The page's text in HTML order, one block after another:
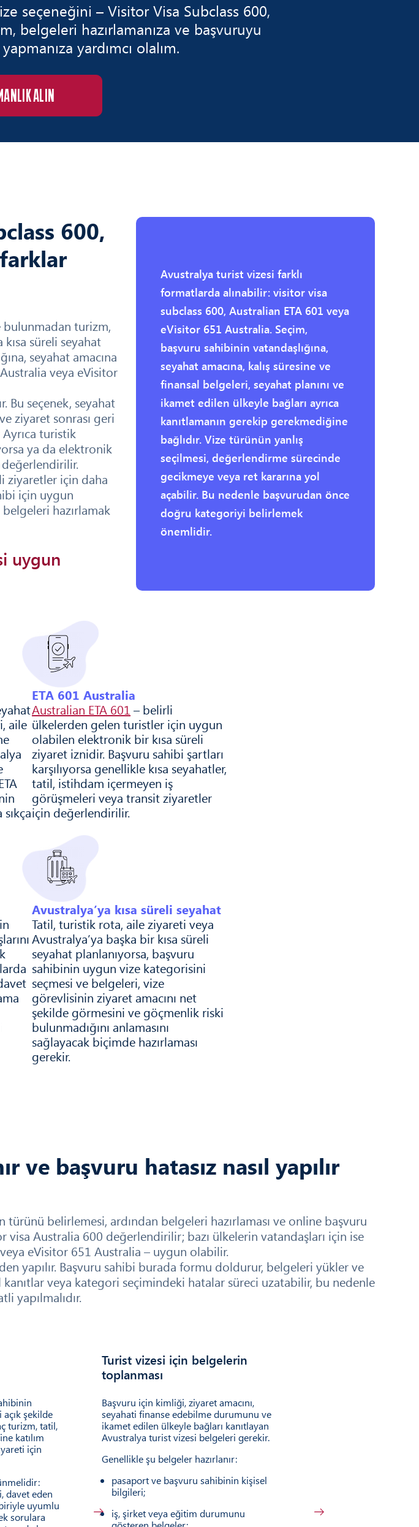
seçeneğini – Visitor Visa Subclass 600,
belgeleri hazırlamanıza ve başvuruyu
yardımcı olalım.
ALIN
600,
bulunmadan turizm,
süreli seyahat
seyahat amacına
veya eVisitor
Bu seçenek, seyahat
ziyaret sonrası geri
turistik
ya da elektronik
değerlendirilir.
ziyaretler için daha
için uygun
hazırlamak
uygun
Avustralya turist vizesi farklı
formatlarda alınabilir: visitor visa
subclass 600, Australian ETA 601 veya
eVisitor 651 Australia. Seçim,
başvuru sahibinin vatandaşlığına,
seyahat amacına, kalış süresine ve
finansal belgeleri, seyahat planını ve
ikamet edilen ülkeyle bağları ayrıca
kanıtlamanın gerekip gerekmediğine
bağlıdır. Vize türünün yanlış
seçilmesi, değerlendirme sürecinde
gecikmeye veya ret kararına yol
açabilir. Bu nedenle başvurudan önce
doğru kategoriyi belirlemek
önemlidir.
aile
ETA 601 Australia
Australian ETA 601 – belirli
ülkelerden gelen turistler için uygun
olabilen elektronik bir kısa süreli
ziyaret iznidir. Başvuru sahibi şartları
karşılıyorsa genellikle kısa seyahatler,
tatil, istihdam içermeyen iş
görüşmeleri veya transit ziyaretler
için değerlendirilir.
Avustralya’ya kısa süreli seyahat
Tatil, turistik rota, aile ziyareti veya
Avustralya’ya başka bir kısa süreli
seyahat planlanıyorsa, başvuru
sahibinin uygun vize kategorisini
seçmesi ve belgeleri, vize
görevlisinin ziyaret amacını net
şekilde görmesini ve göçmenlik riski
bulunmadığını anlamasını
sağlayacak biçimde hazırlaması
gerekir.
ve başvuru hatasız nasıl yapılır
belirlemesi, ardından belgeleri hazırlaması ve online başvuru
Australia 600 değerlendirilir; bazı ülkelerin vatandaşları için ise
eVisitor 651 Australia – uygun olabilir.
yapılır. Başvuru sahibi burada formu doldurur, belgeleri yükler ve
veya kategori seçimindeki hatalar süreci uzatabilir, bu nedenle
yapılmalıdır.
şekilde
turizm, tatil,
katılım
için
davet eden
uyumlu
sorulara
Turist vizesi için belgelerin
toplanması
Başvuru için kimliği, ziyaret amacını,
seyahati finanse edebilme durumunu ve
ikamet edilen ülkeyle bağları kanıtlayan
Avustralya turist vizesi belgeleri gerekir.
Genellikle şu belgeler hazırlanır:
pasaport ve başvuru sahibinin kişisel
bilgileri;
iş, şirket veya eğitim durumunu